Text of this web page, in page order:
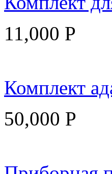
11,000 Р
Комплект
50,000 Р